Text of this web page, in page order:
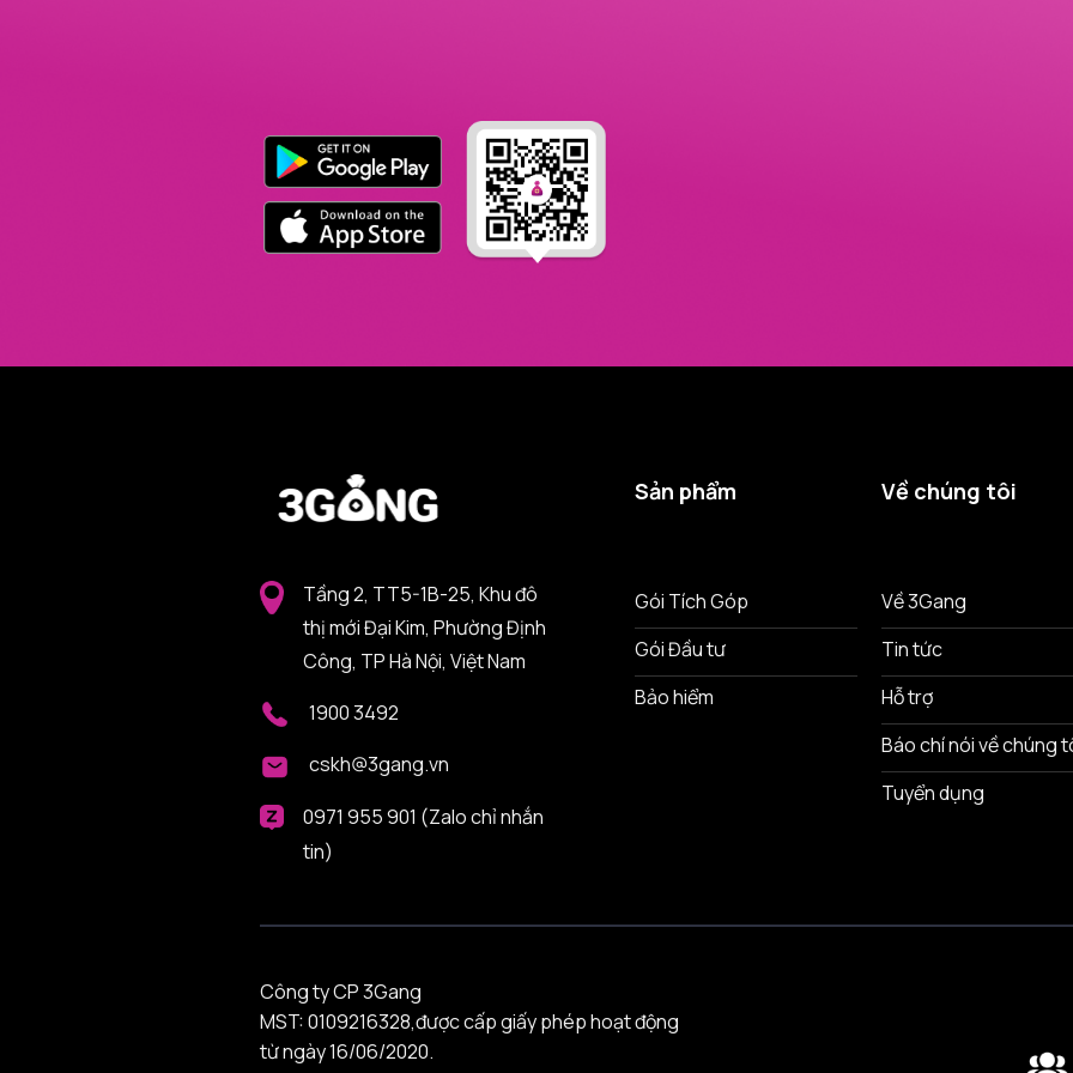
Tầng 2, TT5-1B-25, Khu đô
thị mới Đại Kim, Phường Định
Công, TP Hà Nội, Việt Nam
1900 3492
cskh@3gang.vn
0971 955 901 (Zalo chỉ nhắn
tin)
Sản phẩm
Gói Tích Góp
Gói Đầu tư
Bảo hiểm
Về chúng tôi
Về 3Gang
Tin tức
Hỗ trợ
Báo chí nói về chúng
Tuyển dụng
Công ty CP 3Gang
MST: 0109216328,được cấp giấy phép hoạt động
từ ngày 16/06/2020.